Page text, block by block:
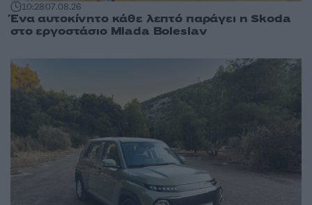
10:2807.08.26
Ένα αυτοκίνητο κάθε λεπτό παράγει η Skoda
στο εργοστάσιο Mlada Boleslav